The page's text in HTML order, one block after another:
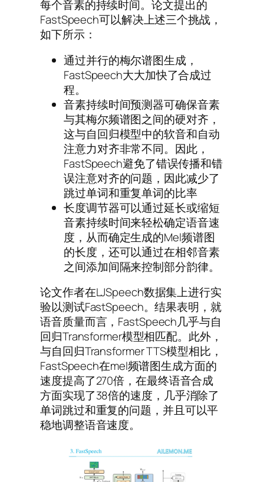
每个音素的持续时间。论文提出的
FastSpeech可以解决上述三个挑战，
如下所示：
通过并行的梅尔谱图生成，
FastSpeech大大加快了合成过
程。
音素持续时间预测器可确保音素
与其梅尔频谱图之间的硬对齐，
这与自回归模型中的软音和自动
注意力对齐非常不同。因此，
FastSpeech避免了错误传播和错
误注意对齐的问题，因此减少了
跳过单词和重复单词的比率
长度调节器可以通过延长或缩短
音素持续时间来轻松确定语音速
度，从而确定生成的Mel频谱图
的长度，还可以通过在相邻音素
之间添加间隔来控制部分韵律。
论文作者在LJSpeech数据集上进行实
验以测试FastSpeech。结果表明，就
语音质量而言，FastSpeech几乎与自
回归Transformer模型相匹配。此外，
与自回归Transformer TTS模型相比，
FastSpeech在mel频谱图生成方面的
速度提高了270倍，在最终语音合成
方面实现了38倍的速度，几乎消除了
单词跳过和重复的问题，并且可以平
稳地调整语音速度。